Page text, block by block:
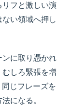
リフと激しい演
い領域へ押し
ンに取り憑かれ
しろ緊張を増
じフレーズを
になる。